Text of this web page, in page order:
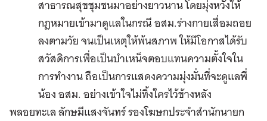
สาธารณสุขชุมชนมาอย่างยาวนาน โดยมุ่งหวังให้
กฎหมายเข้ามาดูแลในกรณี อสม.ร่างกายเสื่อมถอย
ลงตามวัย จนเป็นเหตุให้พ้นสภาพ ให้มีโอกาสได้รับ
สวัสดิการเพื่อเป็นบำเหน็จตอบแทนความตั้งใจใน
การทำงาน ถือเป็นการแสดงความมุ่งมั่นที่จะดูแลพี่
น้อง อสม. อย่างเข้าใจไม่ทิ้งใครไว้ข้างหลัง
พลอยทะเล ลักษมีแสงจันทร์ รองโฆษกประจำสำนักนายก